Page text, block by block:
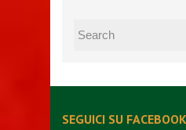
SEGUICI SU FACEBOOK